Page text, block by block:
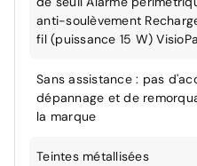
anti-soulèvement
fil (puissance 15 W)
Sans assistance : pas
dépannage et de
la marque
Teintes métallisées